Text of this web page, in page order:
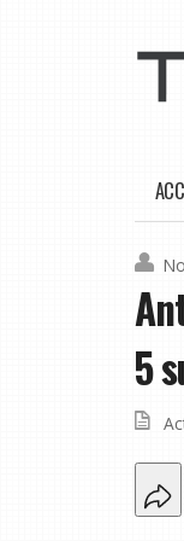
5